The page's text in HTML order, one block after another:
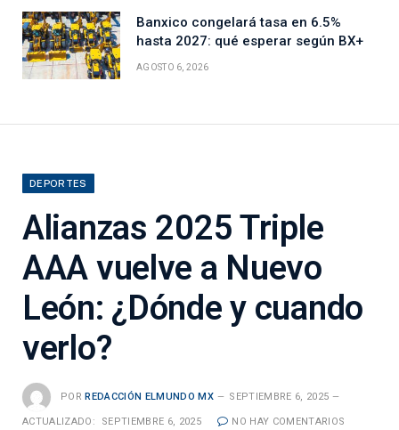
Banxico congelará tasa en 6.5%
hasta 2027: qué esperar según BX+
AGOSTO 6, 2026
DEPORTES
Alianzas 2025 Triple
AAA vuelve a Nuevo
León: ¿Dónde y cuando
verlo?
POR REDACCIÓN ELMUNDO MX SEPTIEMBRE 6, 2025
ACTUALIZADO: SEPTIEMBRE 6, 2025
NO HAY COMENTARIOS